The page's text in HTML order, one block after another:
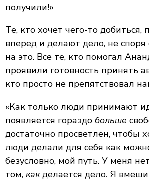
получили!»
Те, кто хочет чего-то добиться,
вперед и делают дело, не споря
на это. Все те, кто помогал
проявили готовность принять
кто просто не препятствовал
«Как только люди принимают
появляется гораздо больше
достаточно просветлен, чтобы
люди делали для себя как
безусловно, мой путь. У меня
том, какделается дело. Я